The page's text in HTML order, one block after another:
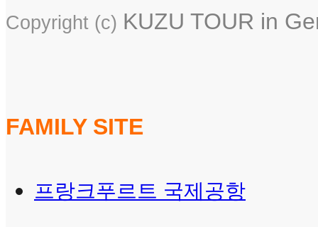
Copyright (c) KUZU TOUR in
FAMILY SITE
프랑크푸르트 국제공항